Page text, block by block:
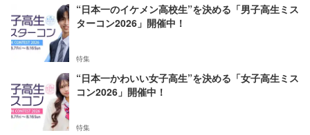
“日本一のイケメン高校生”を決める「男子高生ミス
ターコン2026」開催中！
特集
“日本一かわいい女子高生”を決める「女子高生ミス
コン2026」開催中！
特集